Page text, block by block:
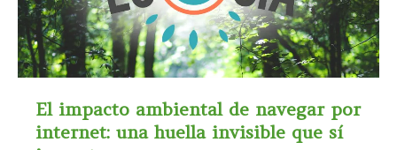
El impacto ambiental de navegar por
internet: una huella invisible que sí